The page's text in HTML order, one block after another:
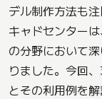
デル制作方法も注
キャドセンター
の分野において
りました。今回
とその利用例を